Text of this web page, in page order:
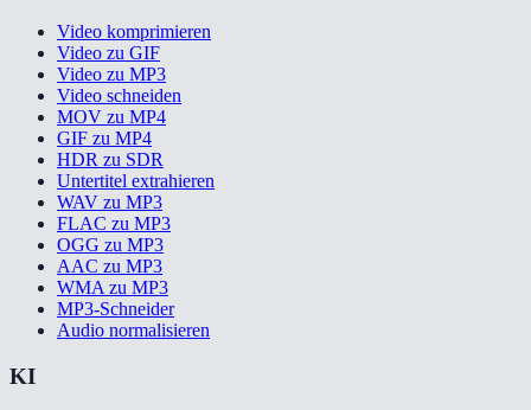
Video komprimieren
Video zu GIF
Video zu MP3
Video schneiden
MOV zu MP4
GIF zu MP4
HDR zu SDR
Untertitel extrahieren
WAV zu MP3
FLAC zu MP3
OGG zu MP3
AAC zu MP3
WMA zu MP3
MP3-Schneider
Audio normalisieren
KI